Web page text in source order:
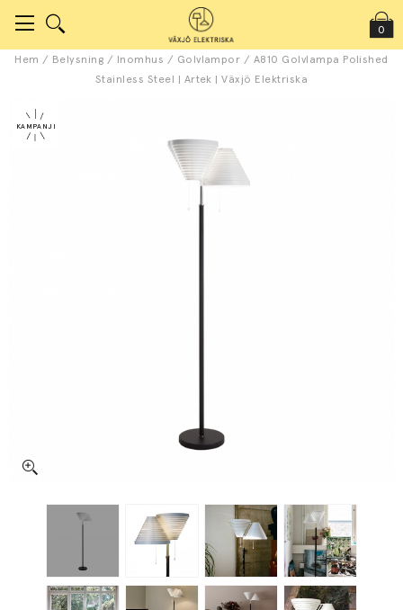
0
Hem / Belysning / Inomhus / Golvlampor / A810 Golvlampa Polished
Stainless Steel | Artek | Växjö Elektriska